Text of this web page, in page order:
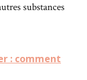
substances
: comment